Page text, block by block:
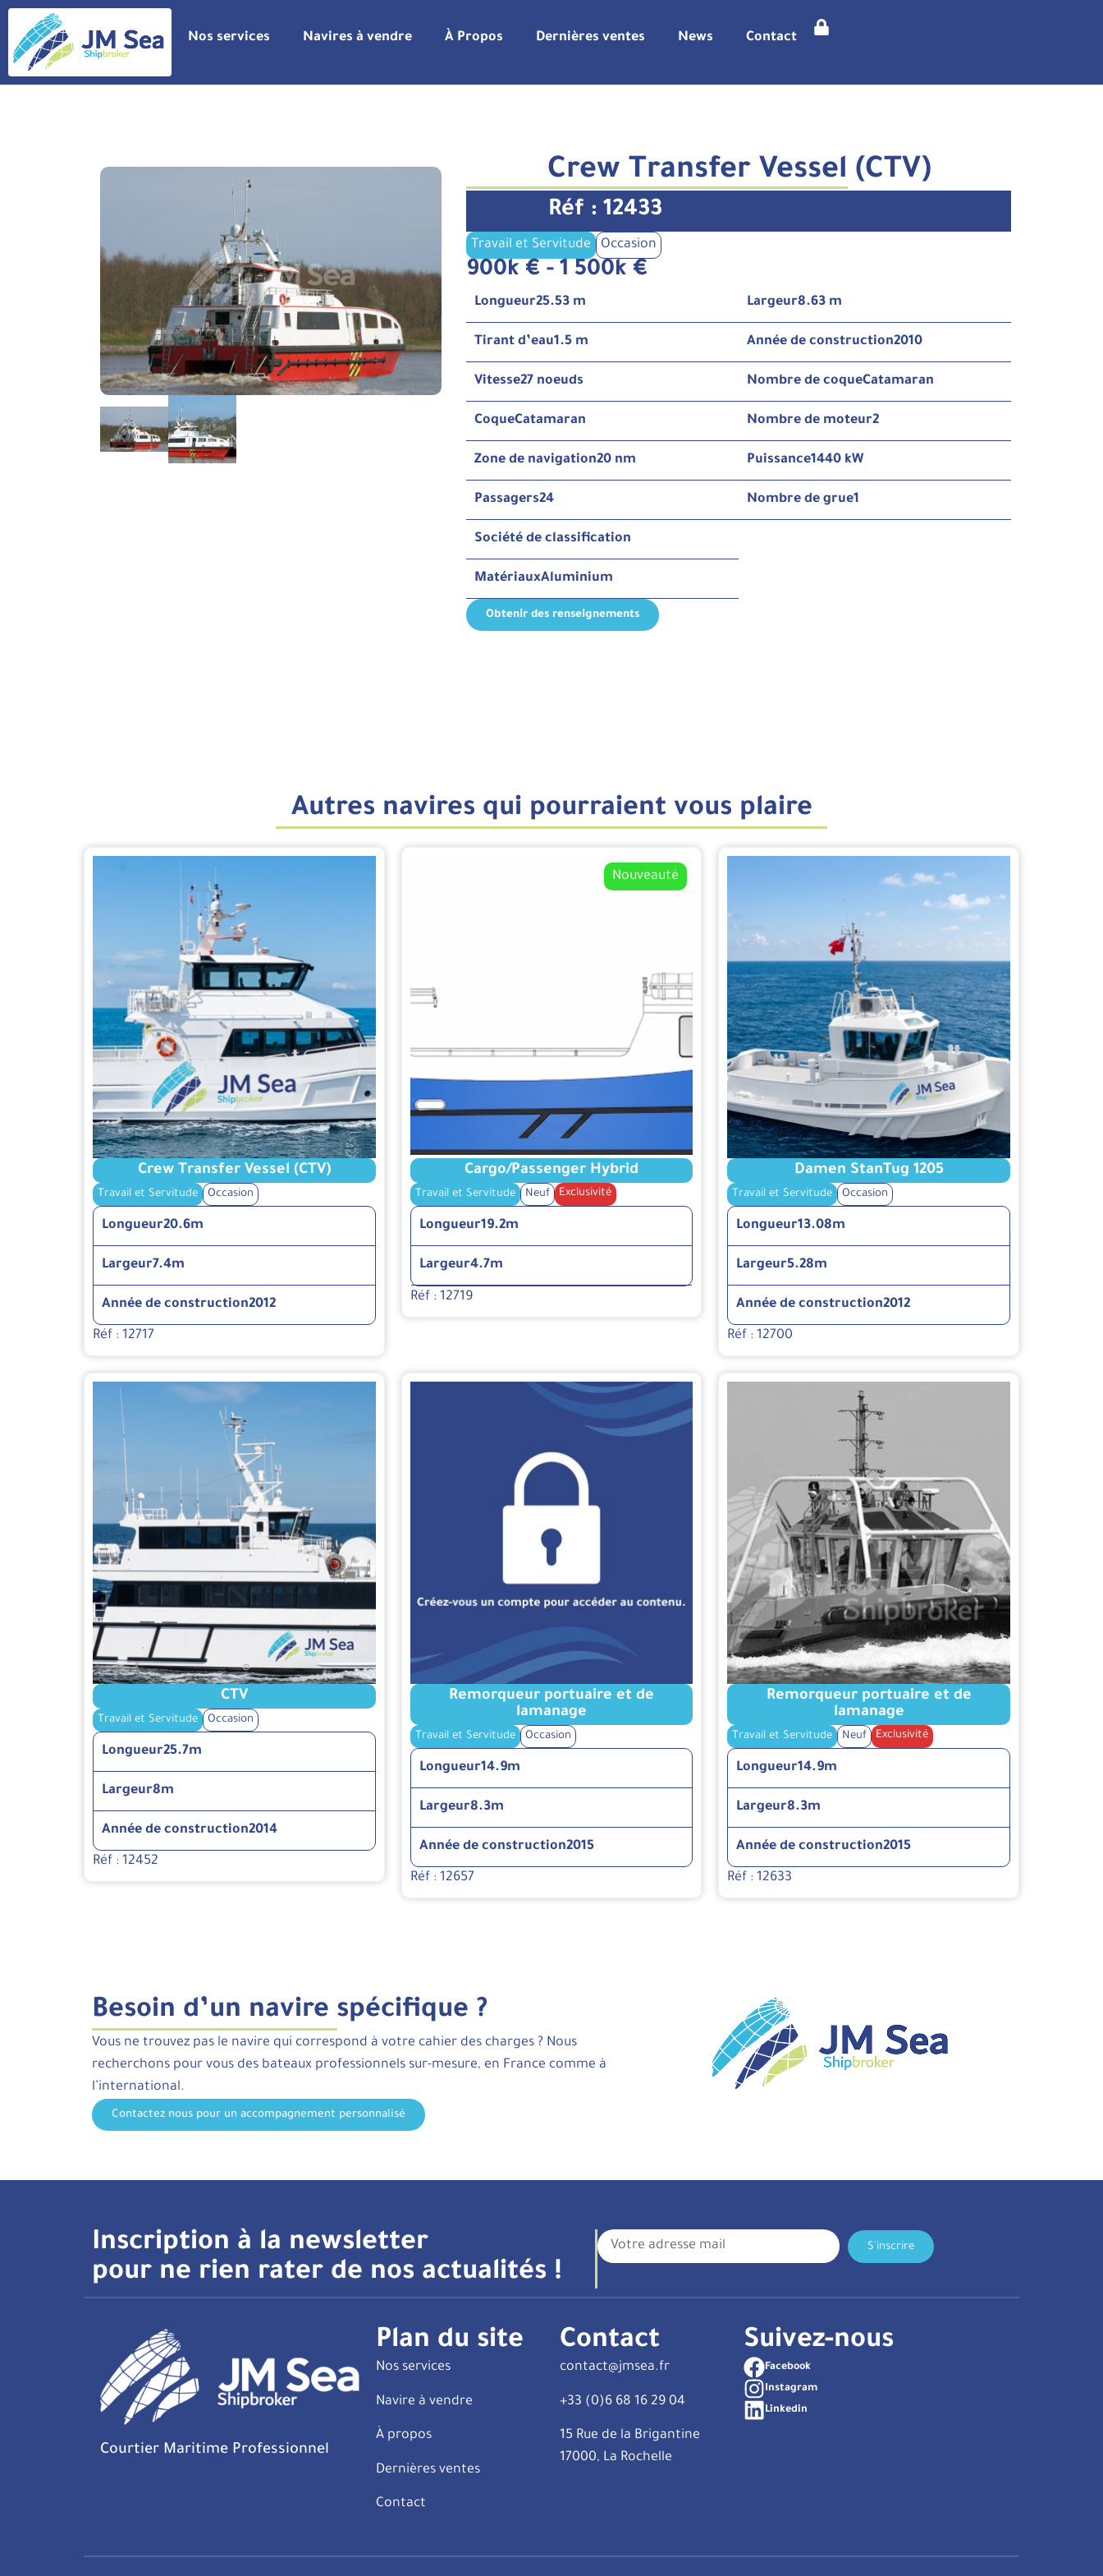
Nos services Navires à vendre À Propos Dernières ventes News Contact
Crew Transfer Vessel (CTV)
Réf : 12433
Travail et Servitude Occasion
900k € - 1 500k €
Longueur25.53 m
Tirant d’eau1.5 m
Vitesse27 noeuds
CoqueCatamaran
Zone de navigation20 nm
Passagers24
Société de classification
MatériauxAluminium
Largeur8.63 m
Année de construction2010
Nombre de coqueCatamaran
Nombre de moteur2
Puissance1440 kW
Nombre de grue1
Obtenir des renseignements
Autres navires qui pourraient vous plaire
Crew Transfer Vessel (CTV)
Travail et Servitude Occasion
Longueur20.6m
Largeur7.4m
Année de construction2012
Réf : 12717
Nouveauté
Cargo/Passenger Hybrid
Travail et Servitude Neuf Exclusivité
Longueur19.2m
Largeur4.7m
Réf : 12719
Damen StanTug 1205
Travail et Servitude Occasion
Longueur13.08m
Largeur5.28m
Année de construction2012
Réf : 12700
CTV
Travail et Servitude Occasion
Longueur25.7m
Largeur8m
Année de construction2014
Réf : 12452
Remorqueur portuaire et de
lamanage
Travail et Servitude Occasion
Longueur14.9m
Largeur8.3m
Année de construction2015
Réf : 12657
Remorqueur portuaire et de
lamanage
Travail et Servitude Neuf Exclusivité
Longueur14.9m
Largeur8.3m
Année de construction2015
Réf : 12633
Besoin d’un navire spécifique ?
Vous ne trouvez pas le navire qui correspond à votre cahier des charges ? Nous
recherchons pour vous des bateaux professionnels sur-mesure, en France comme à
l’international.
Contactez nous pour un accompagnement personnalisé
Inscription à la newsletter
pour ne rien rater de nos actualités !
S'inscrire
Courtier Maritime Professionnel
Plan du site
Nos services
Navire à vendre
À propos
Dernières ventes
Contact
Contact
contact@jmsea.fr
+33 (0)6 68 16 29 04
15 Rue de la Brigantine
17000, La Rochelle
Suivez-nous
Facebook
Instagram
Linkedin